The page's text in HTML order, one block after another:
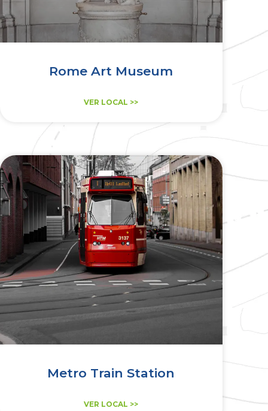
Rome Art Museum
VER LOCAL >>
Metro Train Station
VER LOCAL >>